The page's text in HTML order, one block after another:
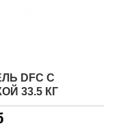
DFC C
33.5 КГ